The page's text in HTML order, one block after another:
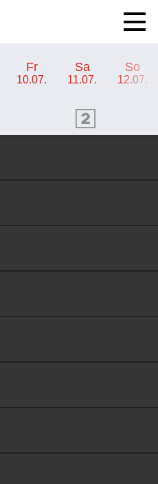
Fr
10.07.
Sa
11.07.
So
12.07.
ORF 2 Programm